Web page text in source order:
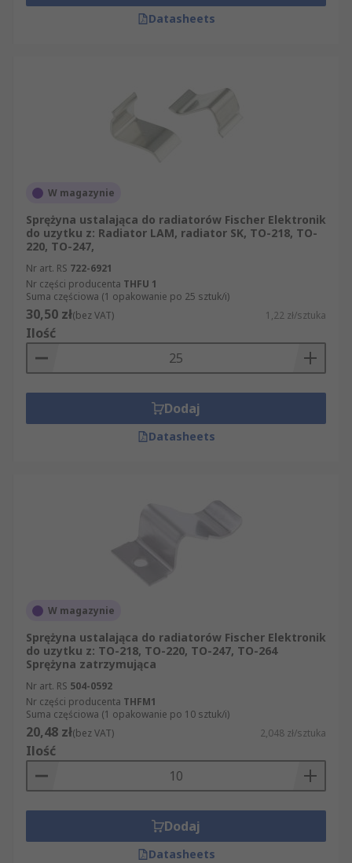
Datasheets
W magazynie
Sprężyna ustalająca do radiatorów Fischer Elektronik
do uzytku z: Radiator LAM, radiator SK, TO-218, TO-
220, TO-247,
Nr art. RS 722-6921
Nr części producenta THFU 1
Suma częściowa (1 opakowanie po 25 sztuk/i)
30,50 zł(bez VAT) 1,22 zł/sztuka
Ilość
Dodaj
Datasheets
W magazynie
Sprężyna ustalająca do radiatorów Fischer Elektronik
do uzytku z: TO-218, TO-220, TO-247, TO-264
Sprężyna zatrzymująca
Nr art. RS 504-0592
Nr części producenta THFM1
Suma częściowa (1 opakowanie po 10 sztuk/i)
20,48 zł(bez VAT) 2,048 zł/sztuka
Ilość
Dodaj
Datasheets